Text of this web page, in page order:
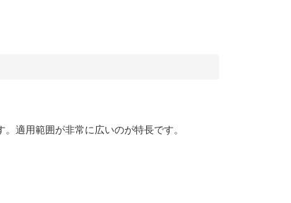
適用範囲が非常に広いのが特長です。